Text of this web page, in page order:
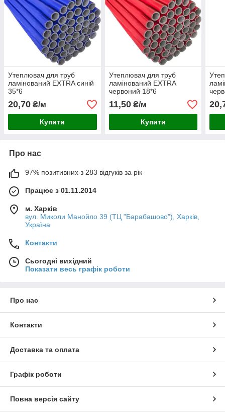
Утеплювач для труб
ламінований EXTRA синій
35*6
20,70 ₴/м
Купити
Утеплювач для труб
ламінований EXTRA
червоний 18*6
11,50₴/м
Купити
Про нас
97% позитивних з 283 відгуків за рік
Працює з 01.11.2014
м. Харків
вул. Миколи Манойло 39 (ТЦ "Барабашово"), Харків,
Україна
Контакти
Сьогодні вихідний
Показати весь графік роботи
Про нас
Контакти
Доставка та оплата
Графік роботи
Повна версія сайту